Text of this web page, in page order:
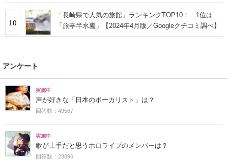
10
「長崎県で人気の旅館」ランキングTOP10！ 1位は
「旅亭半水盧」【2024年4月版／Googleクチコミ調べ】
アンケート
実施中
声が好きな「日本のボーカリスト」は？
回答数：49567
実施中
歌が上手だと思うホロライブのメンバーは？
回答数：23896